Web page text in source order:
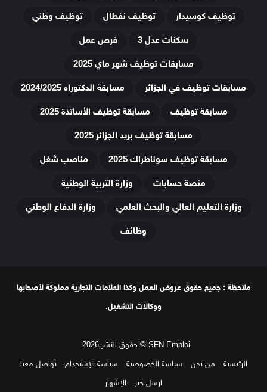
توظيف كوسيدار
توظيف نفطال
توظيف وطني
سكنات عدل 3
فرص عمل
مسابقات توظيف شهر ماي 2025
مسابقات توظيف في الجزائر
مسابقة الدكتوراه 2024/2025
مسابقة توظيف
مسابقة توظيف الأساتذة 2025
مسابقة توظيف بريد الجزائر 2025
مسابقة توظيف سوناطراك 2025
مناصب شغل
منصة حسابات
وزارة التربية الوطنية
وزارة التعليم العالي والبحث العلمي
وزارة الدفاع الوطني
وظائف
ملاحظة : جميع حقوق عروض العمل وكذا العلامات التجارية مملوكة لأصحابها
ووكالات التشغيل.
SFN Emploi © حقوق النشر 2026
الرئيسية
من نحن سياسة الخصوصية سياسة الإستخدام
تواصل معنا
ارسل خبر
الإشهار